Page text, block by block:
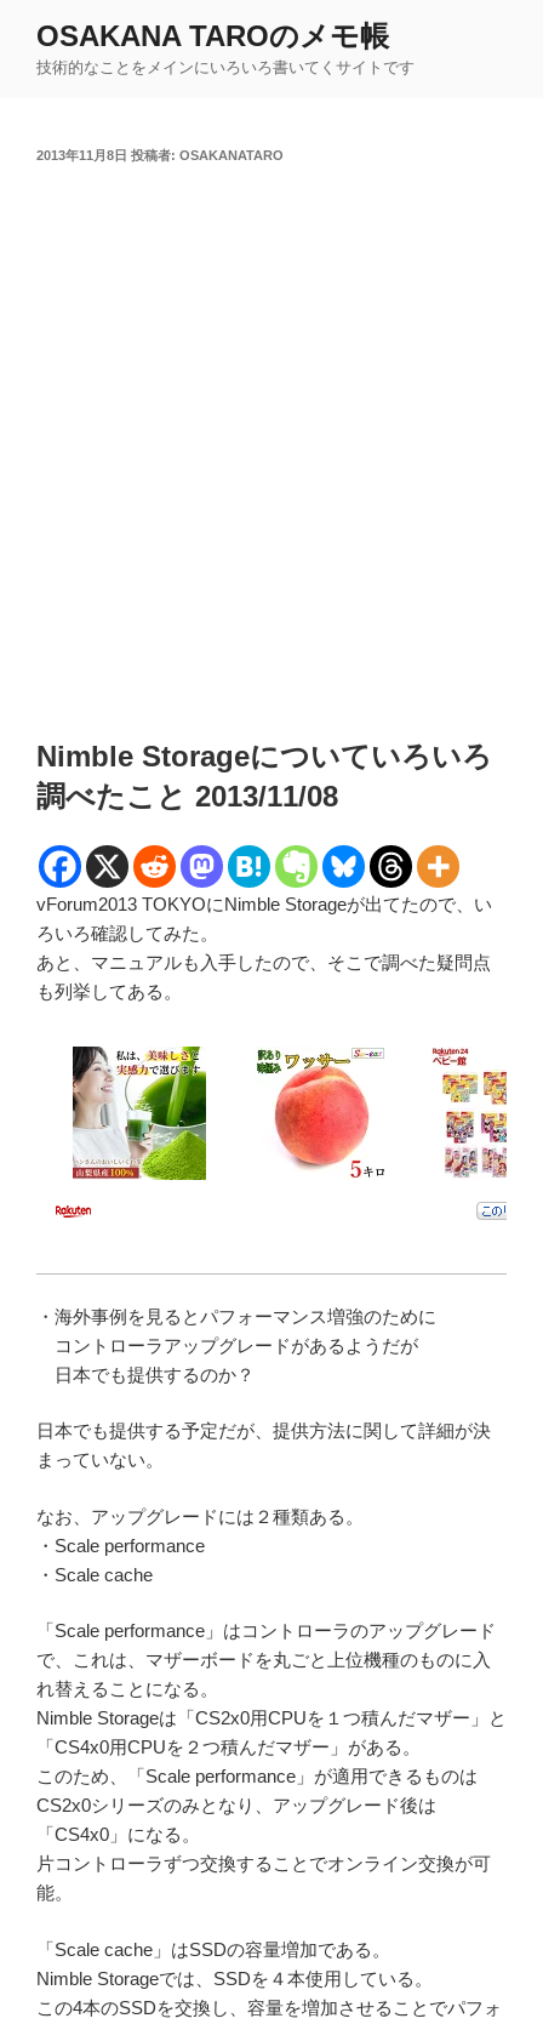
OSAKANA TAROのメモ帳
技術的なことをメインにいろいろ書いてくサイトです
投
2013年11月8日 投稿者: OSAKANATARO
Nimble Storageについていろいろ
調べたこと 2013/11/08
vForum2013 TOKYOにNimble Storageが出てたので、い
ろいろ確認してみた。
あと、マニュアルも入手したので、そこで調べた疑問点
も列挙してある。
・海外事例を見るとパフォーマンス増強のために
コントローラアップグレードがあるようだが
日本でも提供するのか？
日本でも提供する予定だが、提供方法に関して詳細が決
まっていない。
なお、アップグレードには２種類ある。
・Scale performance
・Scale cache
「Scale performance」はコントローラのアップグレード
で、これは、マザーボードを丸ごと上位機種のものに入
れ替えることになる。
Nimble Storageは「CS2x0用CPUを１つ積んだマザー」と
「CS4x0用CPUを２つ積んだマザー」がある。
このため、「Scale performance」が適用できるものは
CS2x0シリーズのみとなり、アップグレード後は
「CS4x0」になる。
片コントローラずつ交換することでオンライン交換が可
能。
「Scale cache」はSSDの容量増加である。
Nimble Storageでは、SSDを４本使用している。
この4本のSSDを交換し、容量を増加させることでパフォ